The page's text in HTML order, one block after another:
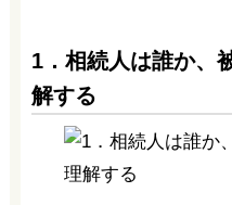
1．相続人は誰か、
解する